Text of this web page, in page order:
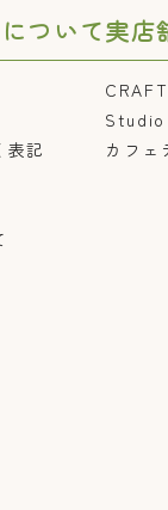
ついて
表記
実店
カフ